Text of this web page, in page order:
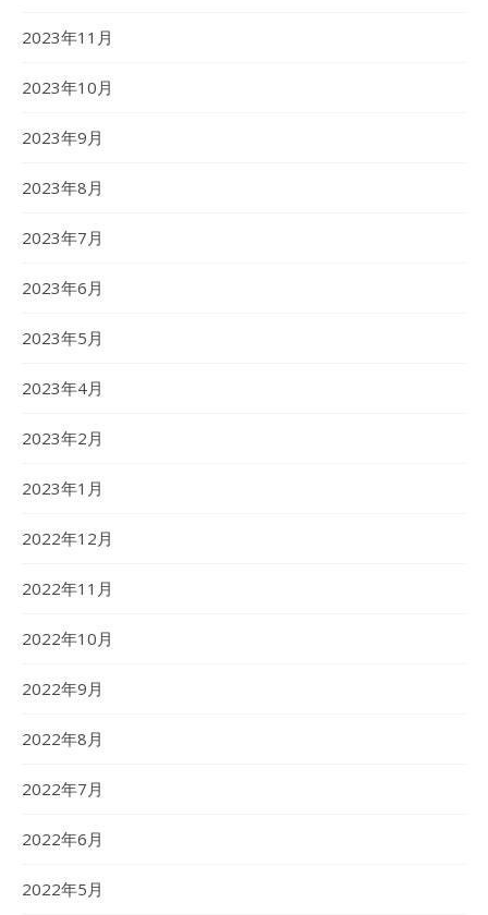
2023年11月
2023年10月
2023年9月
2023年8月
2023年7月
2023年6月
2023年5月
2023年4月
2023年2月
2023年1月
2022年12月
2022年11月
2022年10月
2022年9月
2022年8月
2022年7月
2022年6月
2022年5月